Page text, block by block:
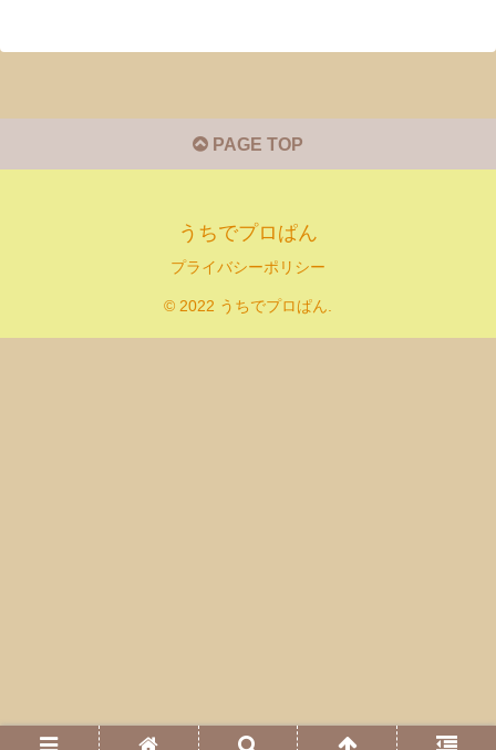
PAGE TOP
うちでプロぱん
プライバシーポリシー
© 2022 うちでプロぱん.